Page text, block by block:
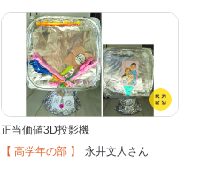
正当価値3D投影機
【 高学年の部 】 永井文人 さん